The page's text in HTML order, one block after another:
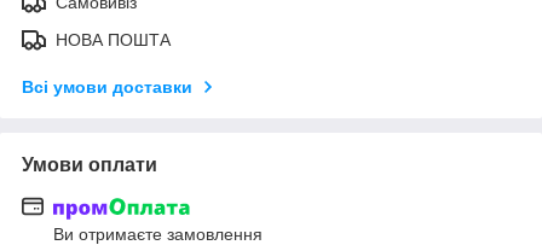
НОВА ПОШТА
Всі умови доставки
Умови оплати
Ви отримаєте замовлення